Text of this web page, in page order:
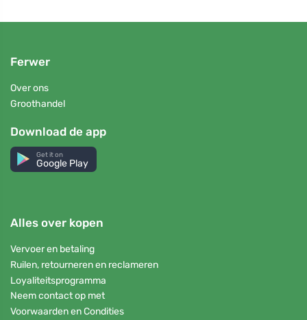
Ferwer
Over ons
Groothandel
Download de app
Get it on
Google Play
Alles over kopen
Vervoer en betaling
Ruilen, retourneren en reclameren
Loyaliteitsprogramma
Neem contact op met
Voorwaarden en Condities